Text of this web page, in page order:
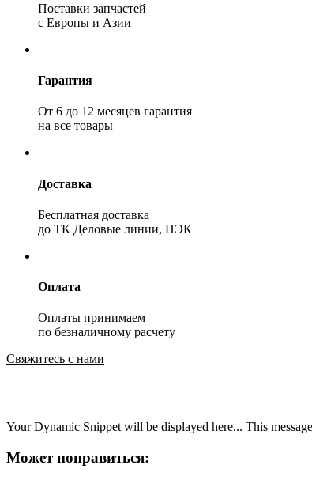
Поставки запчастей
с Европы и Азии
Гарантия
От 6 до 12 месяцев гарантия
на все товары
Доставка
Бесплатная доставка
до ТК Деловые линии, ПЭК
Оплата
Оплаты принимаем
по безналичному расчету
Свяжитесь с нами
Your Dynamic Snippet will be displayed here... This
Может понравиться: